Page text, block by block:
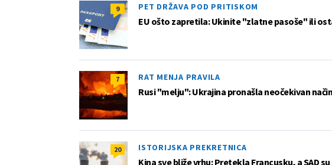
9 PET DRŽAVA POD PRITISKOM
EU ošto zapretila: Ukinite "zlatne pasoše" ili
7 RAT MENJA PRAVILA
Rusi "melju": Ukrajina pronašla neočekivan
20 ISTORIJSKA PREKRETNICA
Kina sve bliže vrhu: Pretekla Francusku, a SAD